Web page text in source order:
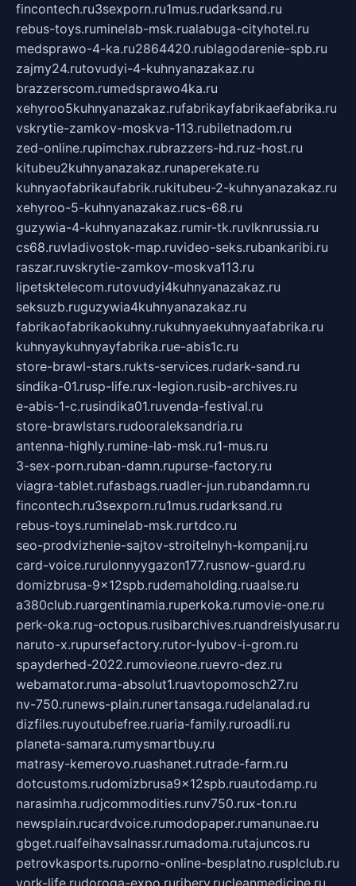
fincontech.ru3sexporn.ru1mus.rudarksand.ru
rebus-toys.ruminelab-msk.rualabuga-cityhotel.ru
medsprawo-4-ka.ru2864420.rublagodarenie-spb.ru
zajmy24.rutovudyi-4-kuhnyanazakaz.ru
brazzerscom.rumedsprawo4ka.ru
xehyroo5kuhnyanazakaz.rufabrikayfabrikaefabrika.ru
vskrytie-zamkov-moskva-113.rubiletnadom.ru
zed-online.rupimchax.rubrazzers-hd.ruz-host.ru
kitubeu2kuhnyanazakaz.runaperekate.ru
kuhnyaofabrikaufabrik.rukitubeu-2-kuhnyanazakaz.ru
xehyroo-5-kuhnyanazakaz.rucs-68.ru
guzywia-4-kuhnyanazakaz.rumir-tk.ruvlknrussia.ru
cs68.ruvladivostok-map.ruvideo-seks.rubankaribi.ru
raszar.ruvskrytie-zamkov-moskva113.ru
lipetsktelecom.rutovudyi4kuhnyanazakaz.ru
seksuzb.ruguzywia4kuhnyanazakaz.ru
fabrikaofabrikaokuhny.rukuhnyaekuhnyaafabrika.ru
kuhnyaykuhnyayfabrika.rue-abis1c.ru
store-brawl-stars.rukts-services.rudark-sand.ru
sindika-01.rusp-life.rux-legion.rusib-archives.ru
e-abis-1-c.rusindika01.ruvenda-festival.ru
store-brawlstars.rudooraleksandria.ru
antenna-highly.rumine-lab-msk.ru1-mus.ru
3-sex-porn.ruban-damn.rupurse-factory.ru
viagra-tablet.rufasbags.ruadler-jun.rubandamn.ru
fincontech.ru3sexporn.ru1mus.rudarksand.ru
rebus-toys.ruminelab-msk.rurtdco.ru
seo-prodvizhenie-sajtov-stroitelnyh-kompanij.ru
card-voice.rurulonnyygazon177.rusnow-guard.ru
domizbrusa-9x12spb.rudemaholding.ruaalse.ru
a380club.ruargentinamia.ruperkoka.rumovie-one.ru
perk-oka.rug-octopus.rusibarchives.ruandreislyusar.ru
naruto-x.rupursefactory.rutor-lyubov-i-grom.ru
spayderhed-2022.rumovieone.ruevro-dez.ru
webamator.ruma-absolut1.ruavtopomosch27.ru
nv-750.runews-plain.runertansaga.rudelanalad.ru
dizfiles.ruyoutubefree.ruaria-family.ruroadli.ru
planeta-samara.rumysmartbuy.ru
matrasy-kemerovo.ruashanet.rutrade-farm.ru
dotcustoms.rudomizbrusa9x12spb.ruautodamp.ru
narasimha.rudjcommodities.runv750.rux-ton.ru
newsplain.rucardvoice.rumodopaper.rumanunae.ru
gbget.rualfeihavsalnassr.rumadoma.rutajuncos.ru
petrovkasports.ruporno-online-besplatno.rusplclub.ru